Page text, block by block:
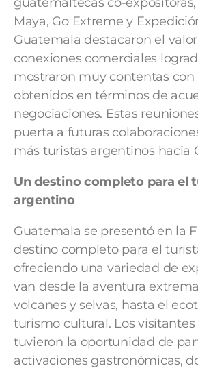
Maya, Go Extreme y
Guatemala destacaron el
conexiones comerciales
mostraron muy contentas con
obtenidos en términos de
negociaciones. Estas
puerta a futuras
más turistas argentinos hacia
Un destino completo para el
argentino
Guatemala se presentó en la
destino completo para el
ofreciendo una variedad de
van desde la aventura
volcanes y selvas, hasta el
turismo cultural. Los visitantes
tuvieron la oportunidad de
activaciones gastronómicas,